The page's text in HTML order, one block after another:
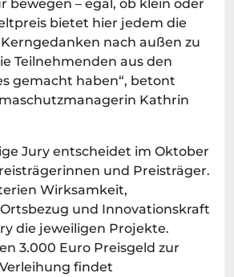
bewegen – egal, ob klein oder
bietet hier jedem die
nach außen zu
Teilnehmenden aus den
gemacht haben“, betont
Kathrin
Jury entscheidet im Oktober
und Preisträger.
Wirksamkeit,
und Innovationskraft
die jeweiligen Projekte.
3.000 Euro Preisgeld zur
findet